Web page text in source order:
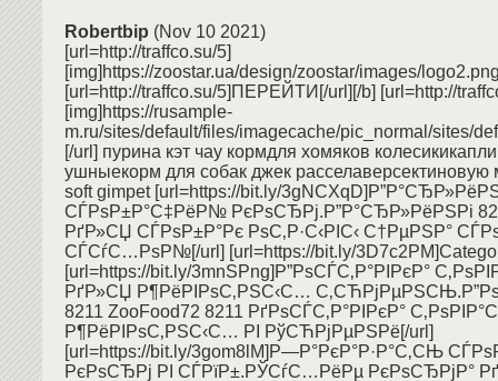
Robertbip (Nov 10 2021)
[url=http://traffco.su/5]
[img]https://zoostar.ua/design/zoostar/images/
[url=http://traffco.su/5]ПЕРЕЙТИ[/url][/b] [url=http://
[img]https://rusample-
m.ru/sites/default/files/imagecache/pic_normal/sites/
[/url] пурина кэт чау кормдля хомяков
ушныекорм для собак джек расселаверсектиновую
soft gimpet [url=https://bit.ly/
СЃРѕР±Р°С‡РёР№ РєРѕСЂРј.Р”Р°СЂР»РёРЅРі
РґР»СЏ СЃРѕР±Р°Рє РѕС‚Р·С‹РІС‹ С†РµРЅР°
СЃСѓС…РѕР№[/url] [url=https://bit.ly/
[url=https://bit.ly/3mnSPng]Р”РѕСЃС‚Р°РІРєР°
РґР»СЏ Р¶РёРІРѕС‚РЅС‹С…
8211 ZooFood72 8211 РґРѕСЃС‚Р°РІРєР°
Р¶РёРІРѕС‚РЅС‹С… РІ РўСЋРјРµРЅРё[/url]
[url=https://bit.ly/3gom8lM]Р—Р°РєР°Р·Р°С‚СЊ
РєРѕСЂРј РІ СЃРїР±.РЎСѓС…РёРµ РєРѕСЂРјР°